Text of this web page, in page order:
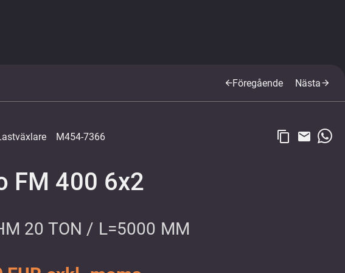
arrow_backFöregående Nästaarrow_forward
M454-7366 content_copy email
FM 400 6x2
20 TON / L=5000 MM